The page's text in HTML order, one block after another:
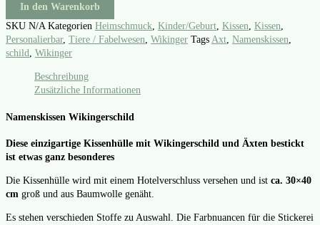
In den Warenkorb
SKU N/A Kategorien Heimschmuck, Kinder/Geburt, Kissen, Kissen,
Personalierbar, Tiere / Fabelwesen, Wikinger Tags Axt, Namenskissen,
schild, Wikinger
Beschreibung
Zusätzliche Informationen
Namenskissen Wikingerschild
Die­se ein­zig­ar­ti­ge Kis­sen­hül­le mit Wikin­ger­schild und Äxten bestickt
ist etwas ganz beson­de­res
Die Kis­sen­hül­le wird mit einem Hotel­ver­schluss ver­se­hen und ist ca. 30×40
cm groß und aus Baum­wol­le genäht.
Es ste­hen ver­schie­den Stof­fe zu Aus­wahl. Die Farb­nu­an­cen für die Sti­cke­rei